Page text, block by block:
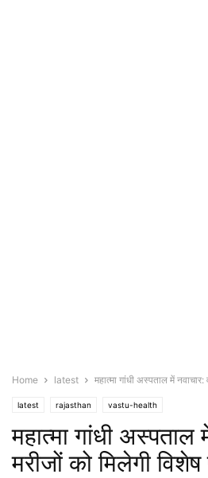
Home latest महात्मा गांधी अस्पताल में नवाचार:
latest rajasthan vastu-health
महात्मा गांधी अस्पताल
मरीजों को मिलेगी विशेष